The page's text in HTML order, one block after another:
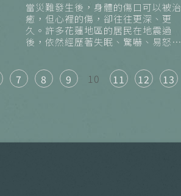
當災難發生後，身體的傷口可以被治
癒，但心裡的傷，卻往往更深、更
久。許多花蓮地區的居民在地震過
後，依然經歷著失眠、驚嚇、易怒、
自然反應。
7 8 9 10 11 12 13